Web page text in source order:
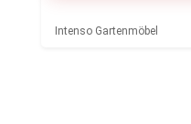
Intenso Gartenmöbel